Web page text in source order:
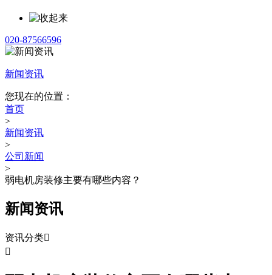
020-87566596
新闻资讯
您现在的位置：
首页
>
新闻资讯
>
公司新闻
>
弱电机房装修主要有哪些内容？
新闻资讯
资讯分类
